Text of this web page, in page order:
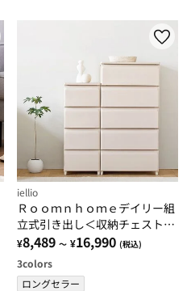
iellio
Ｒｏｏｍｎｈｏｍｅデイリー組
立式引き出し＜収納チェスト・
大容量たんす・衣装ケース・収
納棚・衣類収納・韓国インテリ
ア＞
¥8,489 ～ ¥16,990 (税込)
3colors
ロングセラー